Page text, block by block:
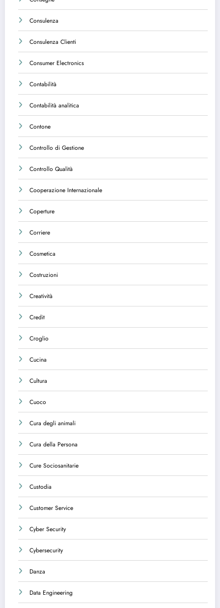
Consulenza
Consulenza Clienti
Consumer Electronics
Contabilità
Contabilità analitica
Contone
Controllo di Gestione
Controllo Qualità
Cooperazione Internazionale
Coperture
Corriere
Cosmetica
Costruzioni
Creatività
Credit
Croglio
Cucina
Cultura
Cuoco
Cura degli animali
Cura della Persona
Cure Sociosanitarie
Custodia
Customer Service
Cyber Security
Cybersecurity
Danza
Data Engineering